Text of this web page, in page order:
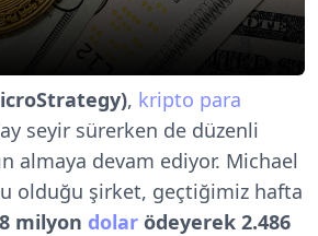
, kripto para
seyir sürerken de düzenli
almaya devam ediyor. Michael
olduğu şirket, geçtiğimiz hafta
milyon dolar ödeyerek 2.486